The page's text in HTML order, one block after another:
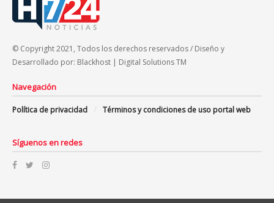
© Copyright 2021, Todos los derechos reservados / Diseño y
Desarrollado por: Blackhost | Digital Solutions TM
Navegación
Política de privacidad Términos y condiciones de uso portal web
Síguenos en redes